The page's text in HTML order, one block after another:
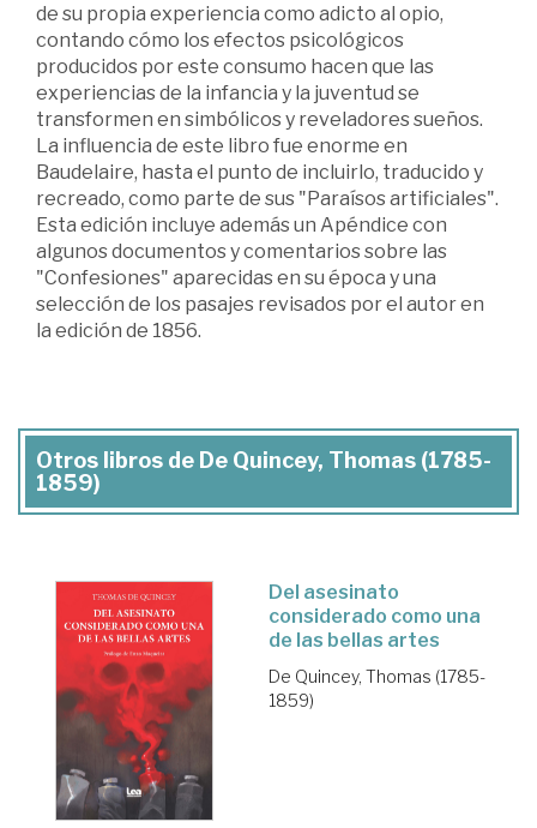
de su propia experiencia como adicto al opio,
contando cómo los efectos psicológicos
producidos por este consumo hacen que las
experiencias de la infancia y la juventud se
transformen en simbólicos y reveladores sueños.
La influencia de este libro fue enorme en
Baudelaire, hasta el punto de incluirlo, traducido y
recreado, como parte de sus "Paraísos artificiales".
Esta edición incluye además un Apéndice con
algunos documentos y comentarios sobre las
"Confesiones" aparecidas en su época y una
selección de los pasajes revisados por el autor en
la edición de 1856.
Otros libros de De Quincey, Thomas (1785-
1859)
Del asesinato
considerado como una
de las bellas artes
De Quincey, Thomas (1785-
1859)